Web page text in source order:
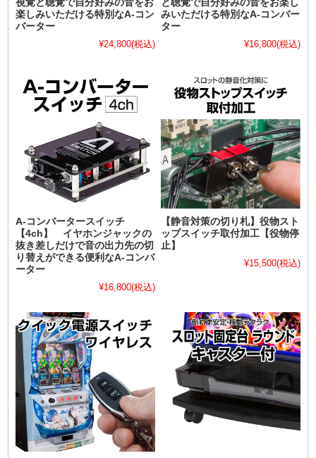
視覚と聴覚で自分好みの音をお
楽しみいただける特別なA-コン
バーター
¥24,800(税込)
と聴覚で自分好みの音をお楽し
みいただける特別なA-コンバー
ター
¥16,800(税込)
A-コンバータースイッチ
【4ch】 イヤホンジャックの
抜き差しだけで音の出力先の切
り替えができる便利なA-コンバ
ーター
¥16,800(税込)
【静音対策の切り札】役物スト
ップスイッチ取付加工【役物停
止】
¥15,500(税込)